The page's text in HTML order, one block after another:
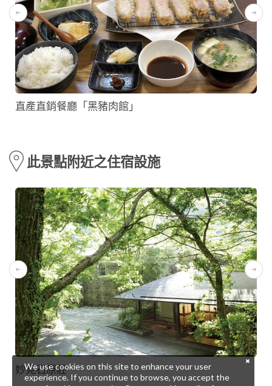
直產直銷餐廳「黑豬肉館」
此景點附近之住宿設施
妙見石原莊
We use cookies on this site to enhance your user
experience. If you continue to browse, you accept the